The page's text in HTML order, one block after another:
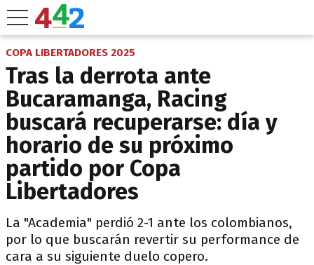
COPA LIBERTADORES 2025
Tras la derrota ante
Bucaramanga, Racing
buscará recuperarse: día y
horario de su próximo
partido por Copa
Libertadores
La "Academia" perdió 2-1 ante los colombianos,
por lo que buscarán revertir su performance de
cara a su siguiente duelo copero.